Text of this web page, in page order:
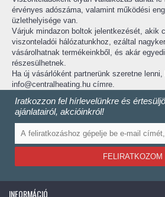
érvényes adószáma, valamint működési
üzlethelyisége van.
Várjuk mindazon boltok jelentkezését, akik
viszonteladói hálózatunkhoz, ezáltal
vásárolhatnak termékeinkből, és akár
részesülhetnek.
Ha új vásárlóként partnerünk szeretne
info@centralheating.hu címre.
Iratkozzon fel hírlevelünkre és
ajánlatairól, akcióinkról!
FELIRATKOZOM
INFORMÁCIÓ